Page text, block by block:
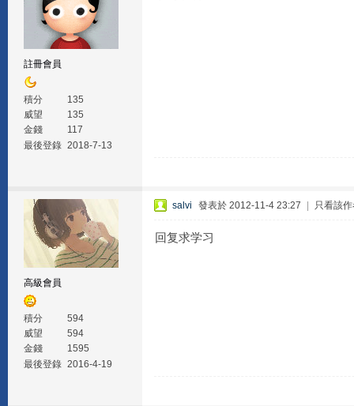
註冊會員
積分
135
威望
135
金錢
117
最後登錄 2018-7-13
高級會員
積分
594
威望
594
金錢
1595
最後登錄 2016-4-19
salvi 發表於 2012-11-4 23:27 只看該
回复求学习